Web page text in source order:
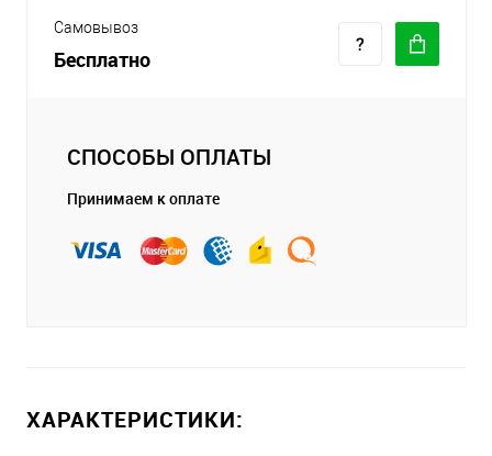
Самовывоз
Бесплатно
СПОСОБЫ ОПЛАТЫ
Принимаем к оплате
ХАРАКТЕРИСТИКИ: